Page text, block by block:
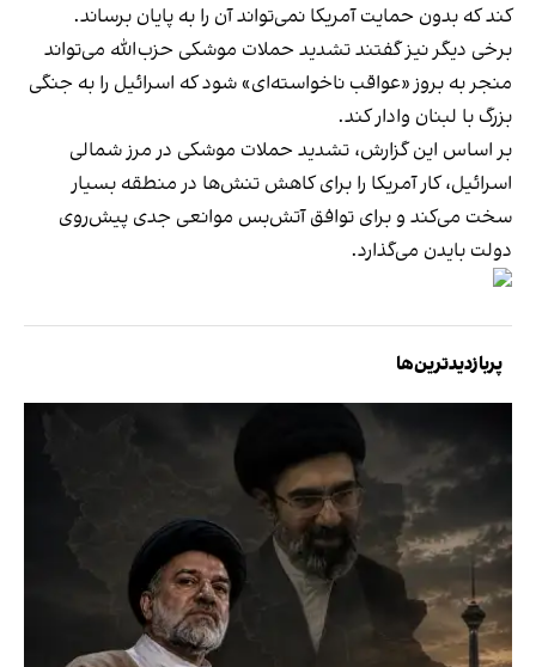
کند که بدون حمایت آمریکا نمی‌تواند آن را به پایان برساند.
برخی دیگر نیز گفتند تشدید حملات موشکی حزب‌الله می‌تواند
منجر به بروز «عواقب ناخواسته‌ای» شود که اسرائیل را به جنگی
بزرگ با لبنان وادار کند.
بر اساس این گزارش، تشدید حملات موشکی در مرز شمالی
اسرائیل، کار آمریکا را برای کاهش تنش‌ها در منطقه بسیار
سخت می‌کند و برای توافق ‌آتش‌بس موانعی جدی پیش‌روی
دولت بایدن می‌گذارد.
پربازدیدترین‌ها